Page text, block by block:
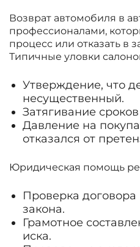
Возврат автомобиля в
профессионалами,
процесс или отказать в
Типичные уловки
Утверждение, что
несущественный.
Затягивание
Давление на
отказался от
Юридическая помощь
Проверка
закона.
Грамотное
иска.